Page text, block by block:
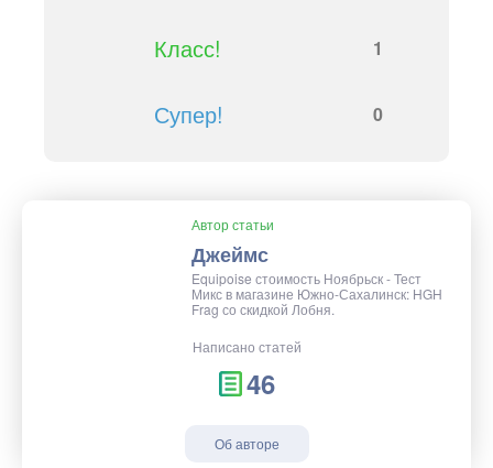
Класс! 1
Супер! 0
Автор статьи
Джеймс
Equipoise стоимость Ноябрьск - Тест
Микс в магазине Южно-Сахалинск: HGH
Frag со скидкой Лобня.
Написано статей
46
Об авторе